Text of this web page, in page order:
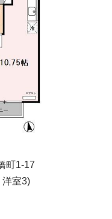
町1-17
洋室3)